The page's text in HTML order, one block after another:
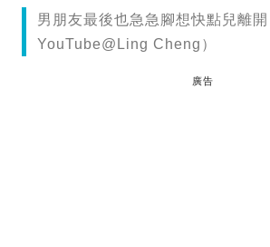
男朋友最後也急急腳想快點兒離開
YouTube@Ling Cheng）
廣告